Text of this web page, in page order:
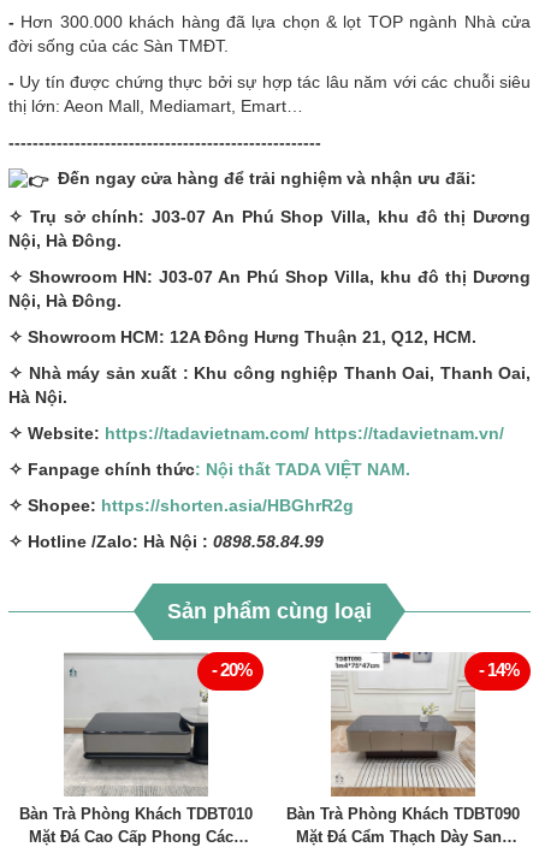
- Hơn 300.000 khách hàng đã lựa chọn & lọt TOP ngành Nhà cửa
đời sống của các Sàn TMĐT.
- Uy tín được chứng thực bởi sự hợp tác lâu năm với các chuỗi siêu
thị lớn: Aeon Mall, Mediamart, Emart…
----------------------------------------------------
Đến ngay cửa hàng để trải nghiệm và nhận ưu đãi:
✧ Trụ sở chính: J03-07 An Phú Shop Villa, khu đô thị Dương
Nội, Hà Đông.
✧ Showroom HN: J03-07 An Phú Shop Villa, khu đô thị Dương
Nội, Hà Đông.
✧ Showroom HCM: 12A Đông Hưng Thuận 21, Q12, HCM.
✧ Nhà máy sản xuất : Khu công nghiệp Thanh Oai, Thanh Oai,
Hà Nội.
✧ Website: https://tadavietnam.com/ https://tadavietnam.vn/
✧ Fanpage chính thức: Nội thất TADA VIỆT NAM.
✧ Shopee: https://shorten.asia/HBGhrR2g
✧ Hotline /Zalo: Hà Nội : 0898.58.84.99
Sản phẩm cùng loại
- 20%
Bàn Trà Phòng Khách TDBT010
Mặt Đá Cao Cấp Phong Cách
- 14%
Bàn Trà Phòng Khách TDBT090
Mặt Đá Cẩm Thạch Dày Sang